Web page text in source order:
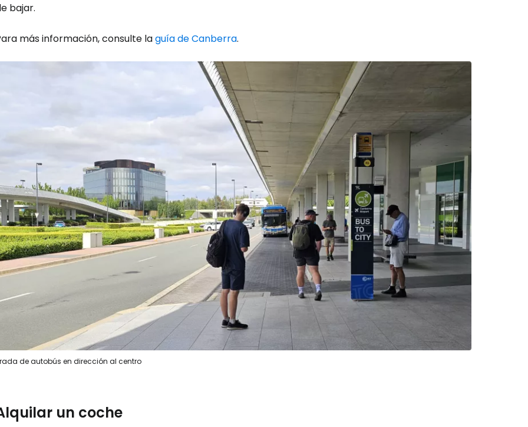
bajar.
más información, consulte laguía de Canberra.
de autobús en dirección al centro
un coche